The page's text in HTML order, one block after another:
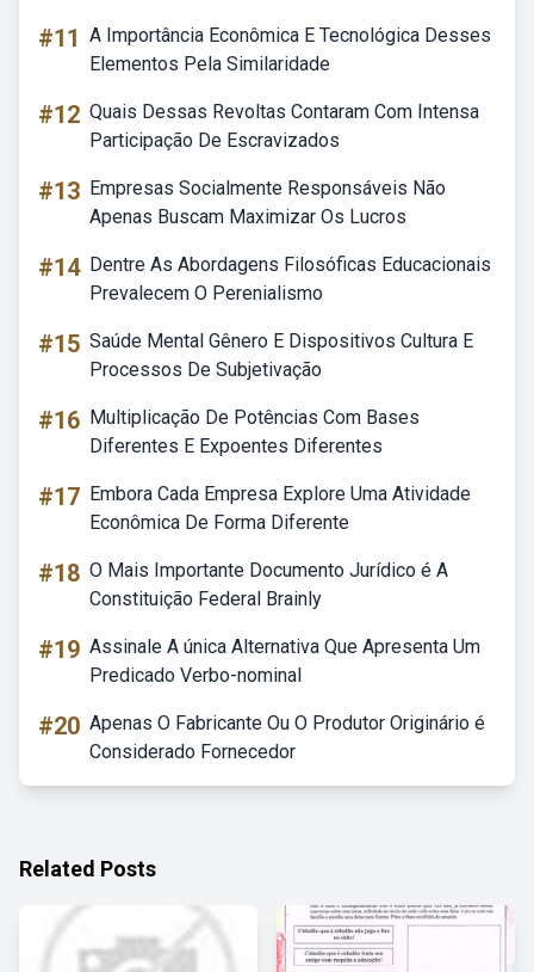
#11 A Importância Econômica E Tecnológica Desses
Elementos Pela Similaridade
#12 Quais Dessas Revoltas Contaram Com Intensa
Participação De Escravizados
#13 Empresas Socialmente Responsáveis Não
Apenas Buscam Maximizar Os Lucros
#14 Dentre As Abordagens Filosóficas Educacionais
Prevalecem O Perenialismo
#15 Saúde Mental Gênero E Dispositivos Cultura E
Processos De Subjetivação
#16 Multiplicação De Potências Com Bases
Diferentes E Expoentes Diferentes
#17 Embora Cada Empresa Explore Uma Atividade
Econômica De Forma Diferente
#18 O Mais Importante Documento Jurídico é A
Constituição Federal Brainly
#19 Assinale A única Alternativa Que Apresenta Um
Predicado Verbo-nominal
#20 Apenas O Fabricante Ou O Produtor Originário é
Considerado Fornecedor
Related Posts